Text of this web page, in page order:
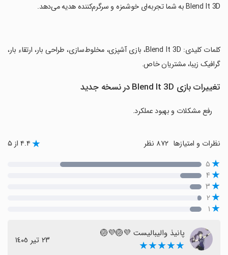
Blend It 3D به شما تجربه‌ای خوشمزه و سرگرم‌کننده هدیه می‌دهد.
‏کلمات کلیدی: Blend It 3D، بازی آشپزی، مخلوط‌سازی، طراحی بار، ارتقاء بار،
گرافیک زیبا، مشتریان خاص.
تغییرات بازی Blend It 3D در نسخه جدید
رفع مشکلات و بهبود عملکرد.
نظرات و امتیازها ۴.۴ از ۵
۵
۴
۳
۲
۱
پانیذ والیبالیست 💜🏐💜🏐
★★★★★ ٢٣ تیر ١٤٠٥